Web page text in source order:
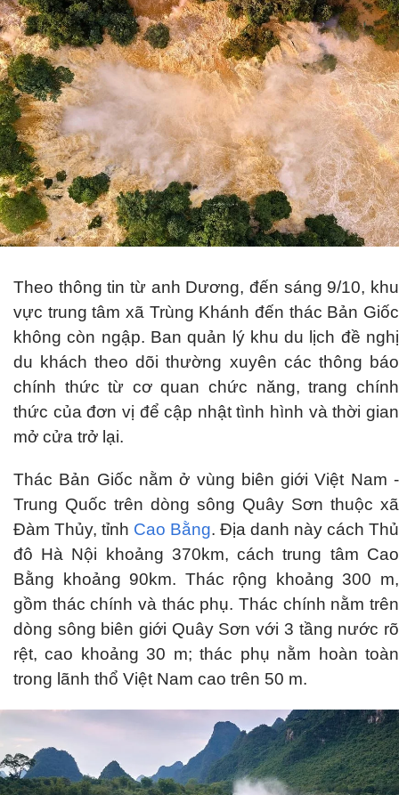
Theo thông tin từ anh Dương, đến sáng 9/10, khu
vực trung tâm xã Trùng Khánh đến thác Bản Giốc
không còn ngập. Ban quản lý khu du lịch đề nghị
du khách theo dõi thường xuyên các thông báo
chính thức từ cơ quan chức năng, trang chính
thức của đơn vị để cập nhật tình hình và thời gian
mở cửa trở lại.
Thác Bản Giốc nằm ở vùng biên giới Việt Nam -
Trung Quốc trên dòng sông Quây Sơn thuộc xã
Đàm Thủy, tỉnh Cao Bằng. Địa danh này cách Thủ
đô Hà Nội khoảng 370km, cách trung tâm Cao
Bằng khoảng 90km. Thác rộng khoảng 300 m,
gồm thác chính và thác phụ. Thác chính nằm trên
dòng sông biên giới Quây Sơn với 3 tầng nước rõ
rệt, cao khoảng 30 m; thác phụ nằm hoàn toàn
trong lãnh thổ Việt Nam cao trên 50 m.